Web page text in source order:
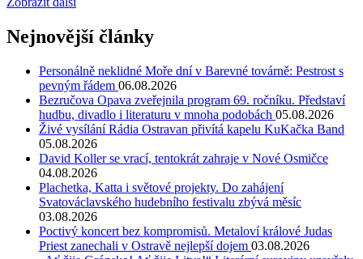
Nejnovější články
Personálně neklidné Moře dní v Barevné továrně: Pestrost s
pevným řádem 06.08.2026
Bezručova Opava zveřejnila program 69. ročníku. Představí
hudbu, divadlo i literaturu v mnoha podobách 05.08.2026
Živé vysílání Rádia Ostravan přivítá kapelu KuKačka Band
05.08.2026
David Koller se vrací, tentokrát zahraje v Nové Osmičce
04.08.2026
Plachetka, Katta i světové projekty. Do zahájení
Svatováclavského hudebního festivalu zbývá měsíc
03.08.2026
Poctivý koncert bez kompromisů. Metaloví králové Judas
Priest zanechali v Ostravě nejlepší dojem 03.08.2026